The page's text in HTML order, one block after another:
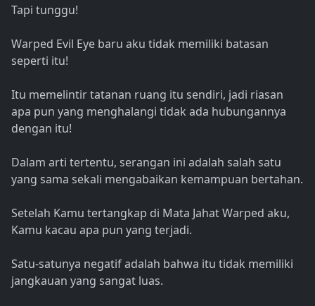
Tapi tunggu!
Warped Evil Eye baru aku tidak memiliki batasan
seperti itu!
Itu memelintir tatanan ruang itu sendiri, jadi riasan
apa pun yang menghalangi tidak ada hubungannya
dengan itu!
Dalam arti tertentu, serangan ini adalah salah satu
yang sama sekali mengabaikan kemampuan bertahan.
Setelah Kamu tertangkap di Mata Jahat Warped aku,
Kamu kacau apa pun yang terjadi.
Satu-satunya negatif adalah bahwa itu tidak memiliki
jangkauan yang sangat luas.